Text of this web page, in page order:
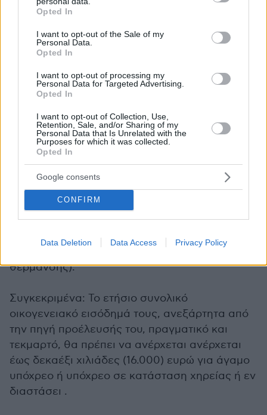
grant or deny consent to Google and its third-party tags to
use your data for below specified purposes in below Google
consent section.
Opted In
I want to opt-out of the Sale of my
Personal Data.
Opted In
I want to opt-out of processing my
Personal Data for Targeted Advertising.
Opted In
I want to opt-out of Collection, Use,
Retention, Sale, and/or Sharing of my
Personal Data that Is Unrelated with the
Purposes for which it was collected.
Opted In
Google consents
CONFIRM
Data Deletion Data Access Privacy Policy
- Πιστοποιητικό οικογενειακής κατάστασης
- Δήλωση φορολογίας εισοδήματος
- Δήλωση Ε9 και πιστοποιητικό ΕΝΦΙΑ
Μια υπεύθυνη δήλωση ότι τα έγγραφα είναι
αληθή και δικαιολογητικά και από τα δύο
άτομα αν πρόκειται για ζευγάρι.
Εισοδηματικά κριτήρια : Προϋπόθεση για τη
λήψη του δανείου θα είναι οι νέοι να έχουν
ετήσιο καθαρό εισόδημα
ευρώ και το ανώτατο όριο να διαμορφώνεται
στα 16.000 ευρώ για τον άγαμο και στα 24.000
ευρώ για το ζευγάρι (κριτήρια επιδόματος
θέρμανσης).
Συγκεκριμένα: Το ετήσιο συνολικό
οικογενειακό εισόδημά τους, ανεξάρτητα από
την πηγή προέλευσής του, πραγματικό και
τεκμαρτό, θα πρέπει να ανέρχεται ανέρχεται
έως δεκαέξι χιλιάδες (16.000) ευρώ για άγαμο
υπόχρεο ή υπόχρεο σε κατάσταση χηρείας ή εν
διαστάσει .